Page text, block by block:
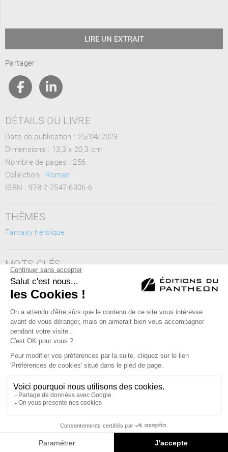
LIRE UN EXTRAIT
Partager :
DÉTAILS DU LIVRE
Date de publication : 25/04/2023
Dimensions : 13,3 x 20,3 cm
Nombre de pages : 256
Collection : Roman
ISBN : 978-2-7547-6306-6
THÈMES
Fantasy héroïque
MOTS CLÉS
trilogie, saga, mystère, aventure, fantastique, fantasy,
légendes, romance
Éditions du Panthéon - 12, rue Antoine Bourdelle
75015 Paris
01 43 71 14 72
FAQ LIBRAIRIES MENTIONS LÉGALES